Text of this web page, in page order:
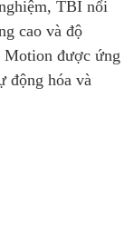
TBI nổi
cao và độ
Motion được ứng
động hóa và